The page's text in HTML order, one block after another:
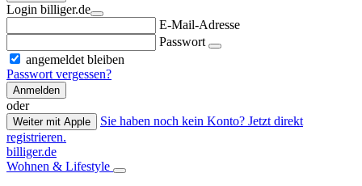
Login billiger.de
E-Mail-Adresse
Passwort
angemeldet bleiben
Passwort vergessen?
Anmelden
oder
Weiter mit Apple
Sie haben noch kein Konto? Jetzt direkt
registrieren.
billiger.de
Wohnen & Lifestyle